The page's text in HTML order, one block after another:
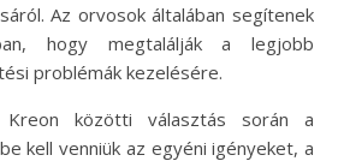
Az orvosok általában segítenek
hogy megtalálják a legjobb
problémák kezelésére.
közötti választás során a
kell venniük az egyéni igényeket, a